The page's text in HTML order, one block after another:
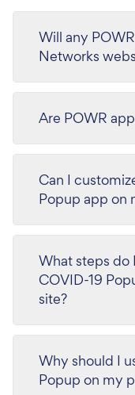
Will any
Networks
Are POWR
Can I
Popup app on
What steps do
COVID-19
site?
Why should I
Popup on my